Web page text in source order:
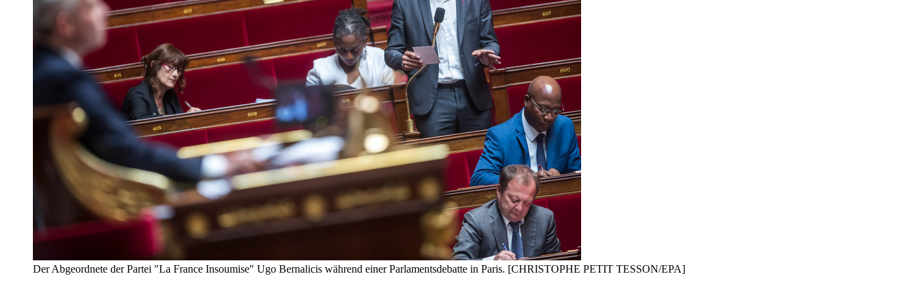
Der Abgeordnete der Partei "La France Insoumise" Ugo Bernalicis während einer Parlamentsdebatte in Paris. [CHRISTOPHE PETIT TESSON/EPA]